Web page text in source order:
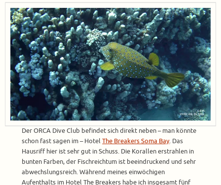
Der ORCA Dive Club befindet sich direkt neben – man könnte
schon fast sagen im – HotelThe Breakers Soma Bay. Das
Hausriff hier ist sehr gut in Schuss. Die Korallen erstrahlen in
bunten Farben, der Fischreichtum ist beeindruckend und sehr
abwechslungsreich. Während meines einwöchigen
Aufenthalts im Hotel The Breakers habe ich insgesamt fünf